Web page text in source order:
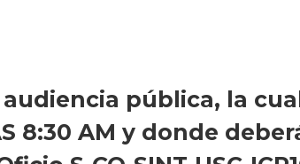
pública, la
8:30 AM y donde